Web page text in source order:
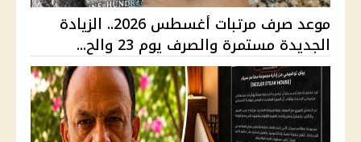
موعد صرف مرتبات أغسطس 2026.. الزيادة
الجديدة مستمرة والصرف يوم 23 والح...